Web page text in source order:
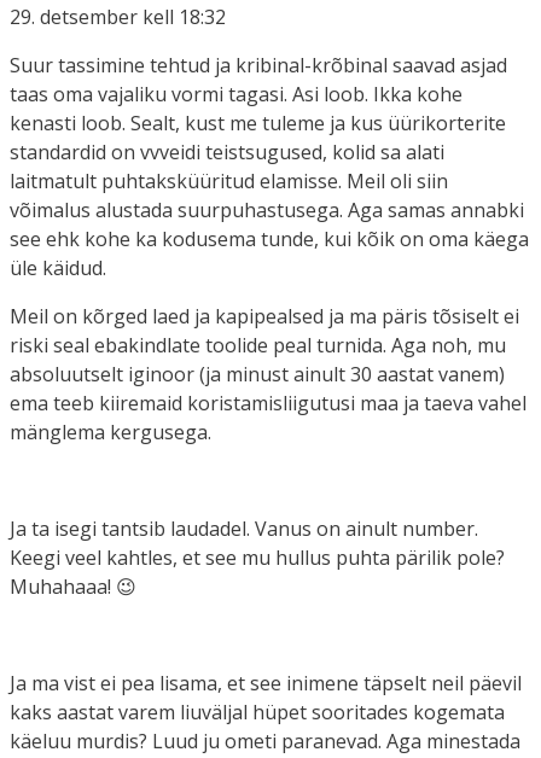
29. detsember kell 18:32
Suur tassimine tehtud ja kribinal-krõbinal saavad asjad
taas oma vajaliku vormi tagasi. Asi loob. Ikka kohe
kenasti loob. Sealt, kust me tuleme ja kus üürikorterite
standardid on vvveidi teistsugused, kolid sa alati
laitmatult puhtaksküüritud elamisse. Meil oli siin
võimalus alustada suurpuhastusega. Aga samas annabki
see ehk kohe ka kodusema tunde, kui kõik on oma käega
üle käidud.
Meil on kõrged laed ja kapipealsed ja ma päris tõsiselt ei
riski seal ebakindlate toolide peal turnida. Aga noh, mu
absoluutselt iginoor (ja minust ainult 30 aastat vanem)
ema teeb kiiremaid koristamisliigutusi maa ja taeva vahel
mänglema kergusega.
Ja ta isegi tantsib laudadel. Vanus on ainult number.
Keegi veel kahtles, et see mu hullus puhta pärilik pole?
Muhahaaa! 😉
Ja ma vist ei pea lisama, et see inimene täpselt neil päevil
kaks aastat varem liuväljal hüpet sooritades kogemata
käeluu murdis? Luud ju ometi paranevad. Aga minestada